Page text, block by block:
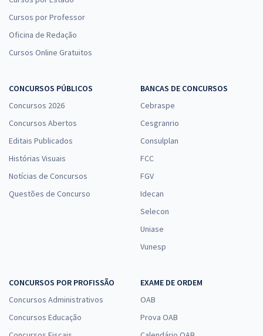
Cursos por Professor
Oficina de Redação
Cursos Online Gratuitos
CONCURSOS PÚBLICOS
Concursos 2026
Concursos Abertos
Editais Publicados
Histórias Visuais
Notícias de Concursos
Questões de Concurso
BANCAS DE CONCURSOS
Cebraspe
Cesgranrio
Consulplan
FCC
FGV
Idecan
Selecon
Uniase
Vunesp
CONCURSOS POR PROFISSÃO
Concursos Administrativos
Concursos Educação
EXAME DE ORDEM
OAB
Prova OAB